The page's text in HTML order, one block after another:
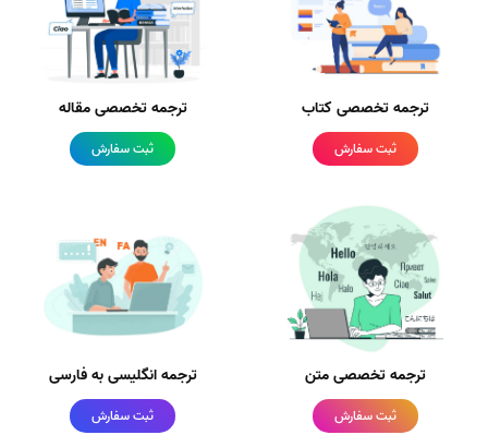
ترجمه تخصصی کتاب
ثبت سفارش
ترجمه تخصصی مقاله
ثبت سفارش
ترجمه تخصصی متن
ثبت سفارش
ترجمه انگلیسی به فارسی
ثبت سفارش